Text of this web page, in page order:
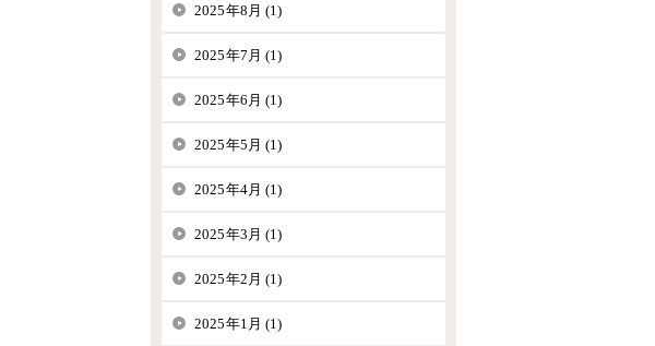
2025年8月 (1)
2025年7月 (1)
2025年6月 (1)
2025年5月 (1)
2025年4月 (1)
2025年3月 (1)
2025年2月 (1)
2025年1月 (1)